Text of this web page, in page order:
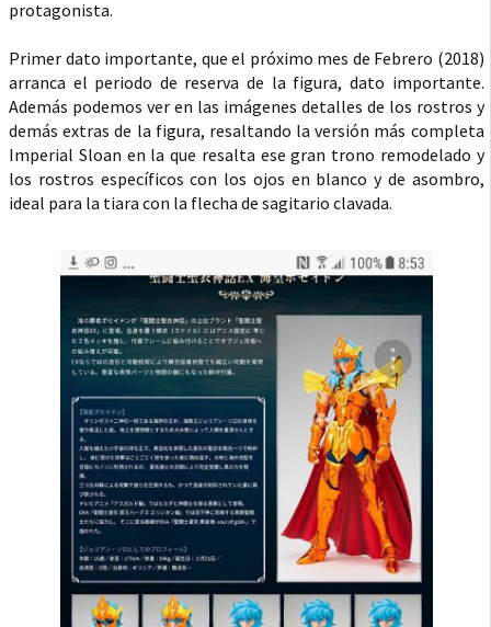
protagonista.
Primer dato importante, que el próximo mes de Febrero (2018)
arranca el periodo de reserva de la figura, dato importante.
Además podemos ver en las imágenes detalles de los rostros y
demás extras de la figura, resaltando la versión más completa
Imperial Sloan en la que resalta ese gran trono remodelado y
los rostros específicos con los ojos en blanco y de asombro,
ideal para la tiara con la flecha de sagitario clavada.